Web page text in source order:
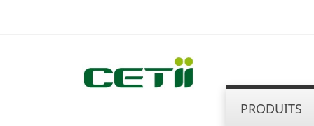
PRODUITS